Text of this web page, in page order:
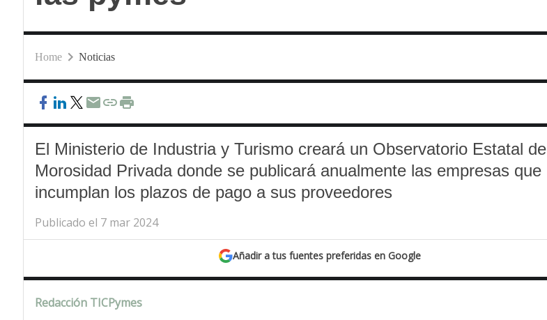
Home Noticias
El Ministerio de Industria y Turismo creará un Observatorio Estatal de
Morosidad Privada donde se publicará anualmente las empresas que
incumplan los plazos de pago a sus proveedores
Publicado el 7 mar 2024
Añadir a tus fuentes preferidas en Google
Redacción TICPymes